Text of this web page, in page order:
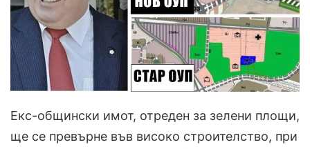
Екс-общински имот, отреден за зелени площи,
ще се превърне във високо строителство, при